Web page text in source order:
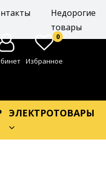
Недорогие
товары
0
Избранное
ЭЛЕКТРОТОВАРЫ